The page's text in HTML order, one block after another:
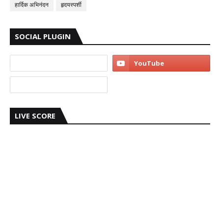
हार्दिक अभिनंदन
हृदयस्पर्शी
SOCIAL PLUGIN
LIVE SCORE